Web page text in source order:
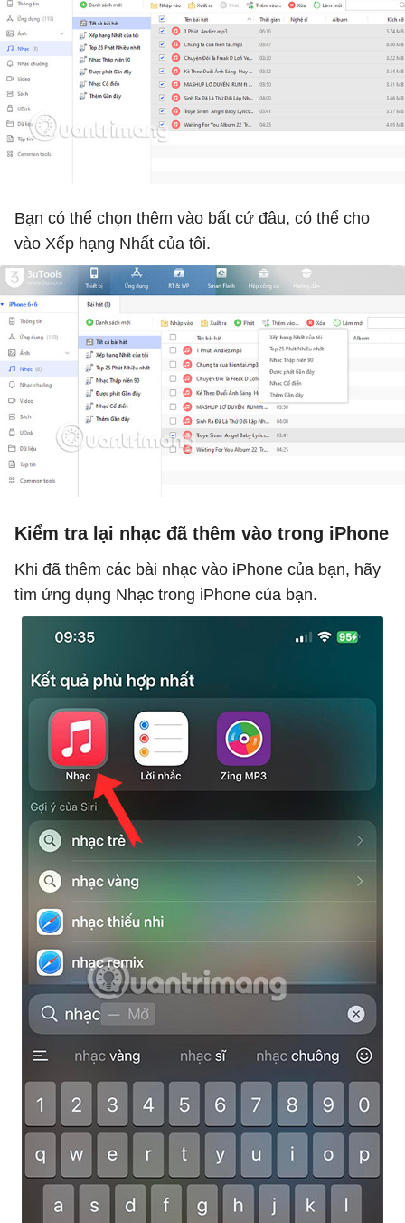
Bạn có thể chọn thêm vào bất cứ đâu, có thể cho
vào Xếp hạng Nhất của tôi.
Kiểm tra lại nhạc đã thêm vào trong iPhone
Khi đã thêm các bài nhạc vào iPhone của bạn, hãy
tìm ứng dụng Nhạc trong iPhone của bạn.